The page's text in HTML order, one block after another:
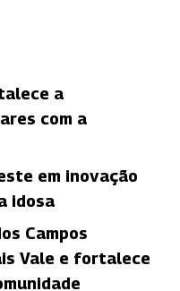
a
com a
em inovação
idosa
Campos
Vale e fortalece